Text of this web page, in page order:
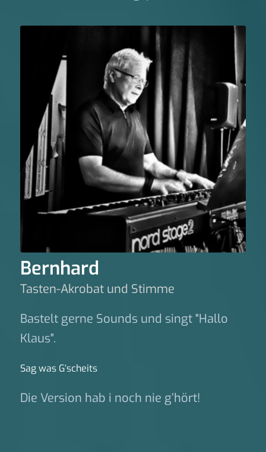
Bernhard
Tasten-Akrobat und Stimme
Bastelt gerne Sounds und singt "Hallo
Klaus".
Sag was G‘scheits
Die Version hab i noch nie g’hört!